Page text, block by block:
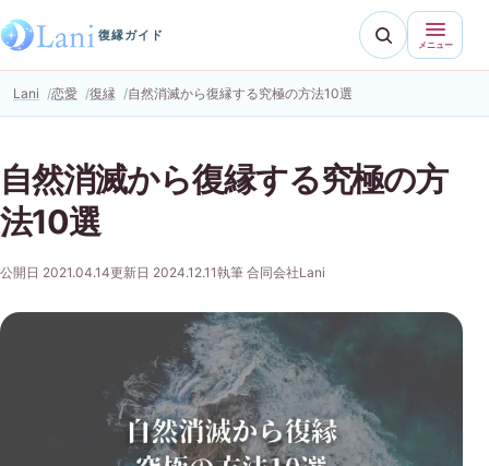
復縁ガイド
メニュー
Lani 恋愛 復縁 自然消滅から復縁する究極の方法10選
自然消滅から復縁する究極の方
法10選
公開日 2021.04.14更新日 2024.12.11執筆 合同会社Lani